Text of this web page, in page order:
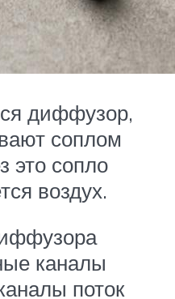
диффузор,
соплом
это сопло
воздух.
каналы
поток